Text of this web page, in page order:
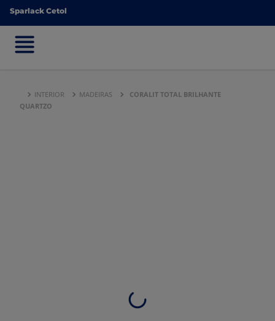
Sparlack Cetol
Sparlack Cetol
INTERIOR MADEIRAS
CORALIT TOTAL BRILHANTE
QUARTZO